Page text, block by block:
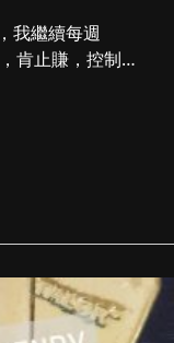
我繼續每週
肯止賺，控制注